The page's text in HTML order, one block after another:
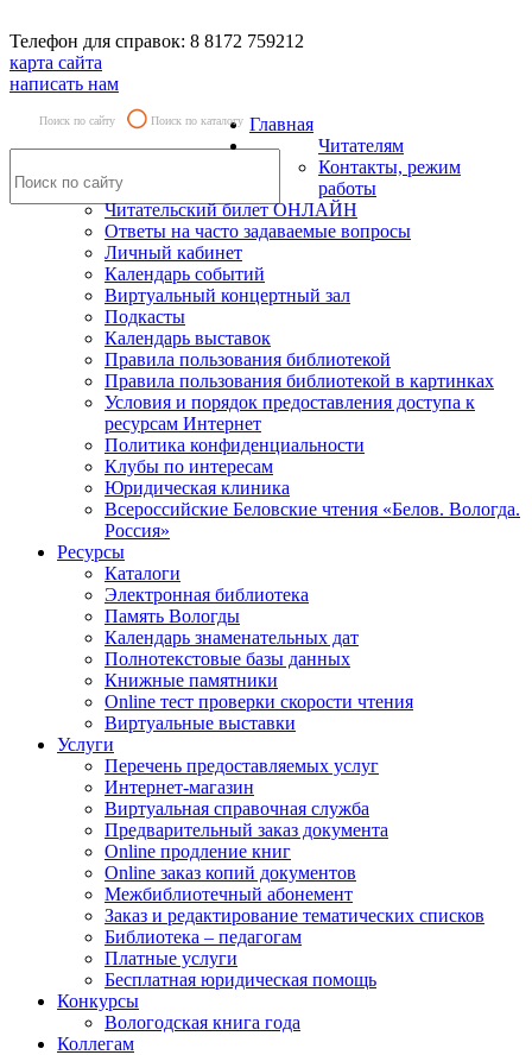
Телефон для справок: 8 8172 759212
карта сайта
написать нам
Поиск по сайту Поиск по каталогу Главная
Читателям
Контакты, режим
работы
Читательский билет ОНЛАЙН
Ответы на часто задаваемые вопросы
Личный кабинет
Календарь событий
Виртуальный концертный зал
Подкасты
Календарь выставок
Правила пользования библиотекой
Правила пользования библиотекой в картинках
Условия и порядок предоставления доступа к
ресурсам Интернет
Политика конфиденциальности
Клубы по интересам
Юридическая клиника
Всероссийские Беловские чтения «Белов. Вологда.
Россия»
Ресурсы
Каталоги
Электронная библиотека
Память Вологды
Календарь знаменательных дат
Полнотекстовые базы данных
Книжные памятники
Online тест проверки скорости чтения
Виртуальные выставки
Услуги
Перечень предоставляемых услуг
Интернет-магазин
Виртуальная справочная служба
Предварительный заказ документа
Online продление книг
Online заказ копий документов
Межбиблиотечный абонемент
Заказ и редактирование тематических списков
Библиотека – педагогам
Платные услуги
Бесплатная юридическая помощь
Конкурсы
Вологодская книга года
Коллегам